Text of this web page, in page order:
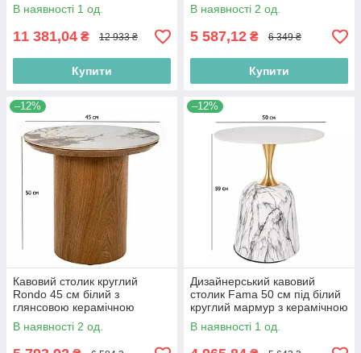
салону краси
В наявності 1 од.
11 381,04 ₴ 12 933 ₴
Купити
ніжці у вітальню
В наявності 2 од.
5 587,12 ₴ 6 349 ₴
Купити
–12%
Кавовий столик круглий
Rondo 45 см білий з
глянсовою керамічною
стільницею на ніжці кольору
дуб
В наявності 2 од.
–12%
Дизайнерський кавовий
столик Fama 50 см під білий
круглий мармур з керамічною
стільницею
В наявності 1 од.